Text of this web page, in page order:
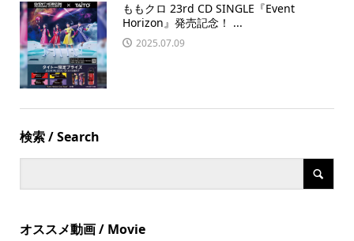
ももクロ 23rd CD SINGLE『Event
Horizon』発売記念！ ...
2025.07.09
検索 / Search
オススメ動画 / Movie